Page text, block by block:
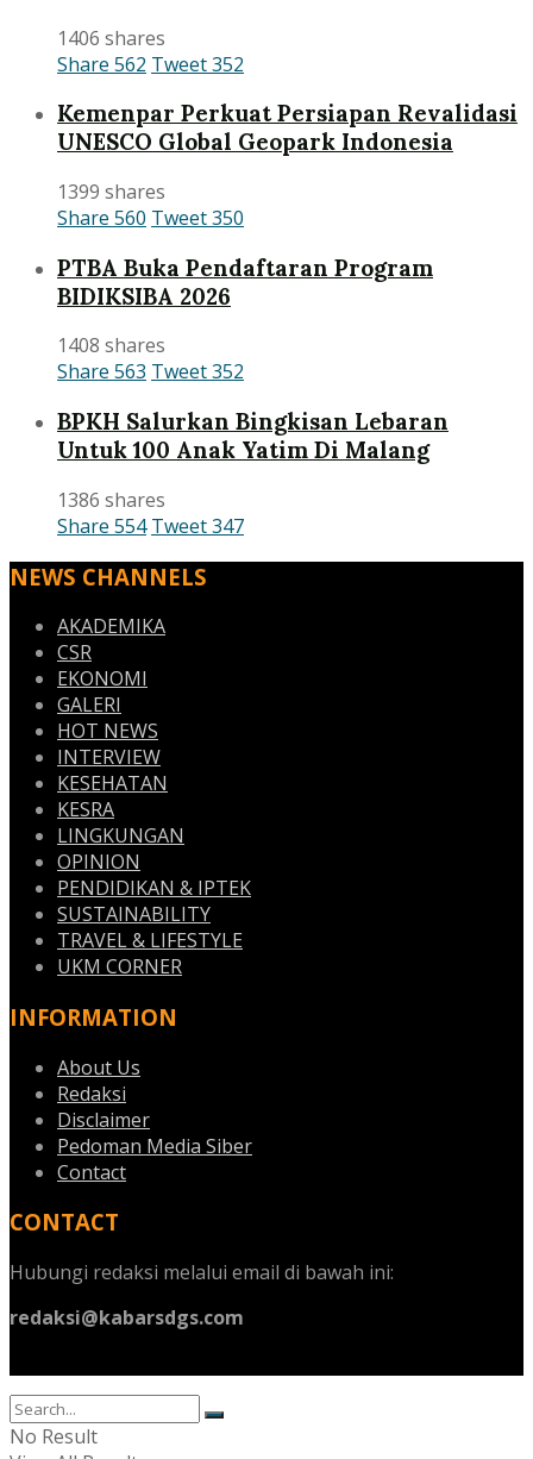
1406 shares
Share 562 Tweet352
Kemenpar Perkuat Persiapan Revalidasi
UNESCO Global Geopark Indonesia
1399 shares
Share 560 Tweet350
PTBA Buka Pendaftaran Program
BIDIKSIBA 2026
1408 shares
Share 563 Tweet352
BPKH Salurkan Bingkisan Lebaran
Untuk 100 Anak Yatim Di Malang
1386 shares
Share 554 Tweet347
NEWS CHANNELS
AKADEMIKA
CSR
EKONOMI
GALERI
HOT NEWS
INTERVIEW
KESEHATAN
KESRA
LINGKUNGAN
OPINION
PENDIDIKAN & IPTEK
SUSTAINABILITY
TRAVEL & LIFESTYLE
UKM CORNER
INFORMATION
About Us
Redaksi
Disclaimer
Pedoman Media Siber
Contact
CONTACT
Hubungi redaksi melalui email di bawah ini:
redaksi@kabarsdgs.com
No Result